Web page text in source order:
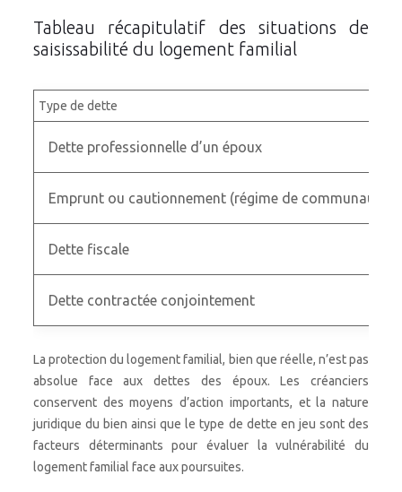
Tableau récapitulatif des situations de
saisissabilité du logement familial
Type de dette
Dette professionnelle d’un époux
Emprunt ou cautionnement (régime de communauté)
Dette fiscale
Dette contractée conjointement
La protection du logement familial, bien que réelle, n’est pas
absolue face aux dettes des époux. Les créanciers
conservent des moyens d’action importants, et la nature
juridique du bien ainsi que le type de dette en jeu sont des
facteurs déterminants pour évaluer la vulnérabilité du
logement familial face aux poursuites.